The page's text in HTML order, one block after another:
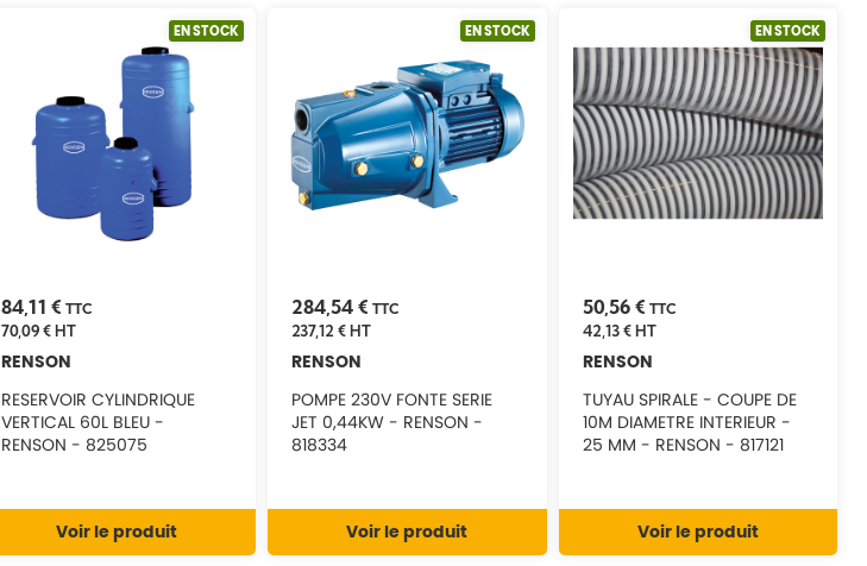
EN STOCK
84,11 € TTC
70,09 €HT
RENSON
RESERVOIR CYLINDRIQUE
VERTICAL 60L BLEU -
RENSON - 825075
Voir le produit
EN STOCK
284,54 € TTC
237,12 €HT
RENSON
POMPE 230V FONTE SERIE
JET 0,44KW - RENSON -
818334
Voir le produit
EN STOCK
50,56 € TTC
42,13 €HT
RENSON
TUYAU SPIRALE - COUPE DE
10M DIAMETRE INTERIEUR -
25 MM - RENSON - 817121
Voir le produit